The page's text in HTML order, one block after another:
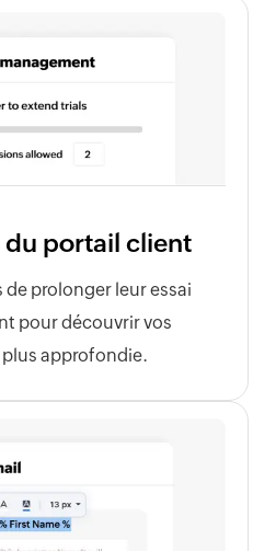
portail client
de prolonger leur essai
pour découvrir vos
approfondie.